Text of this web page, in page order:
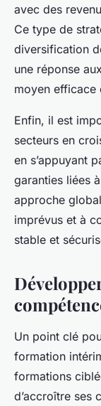
avec des
Ce type de
diversification
une réponse
moyen efficace
Enfin, il est
secteurs en
en s’appuyant
garanties liées
approche
imprévus et à
stable et
Un point clé
formation
formations
d’accroître ses